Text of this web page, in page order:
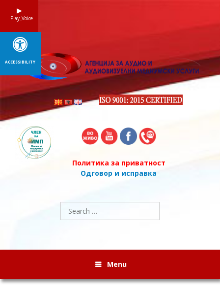
Политика за приватност
Одговор и исправка
Search
for:
Menu
Play_Voice
ACCESSIBILITY